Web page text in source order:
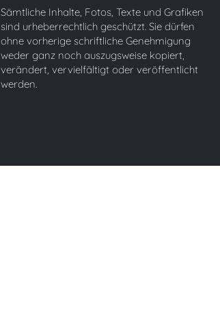
Sämtliche Inhalte, Fotos, Texte und Grafiken
sind urheberrechtlich geschützt. Sie dürfen
ohne vorherige schriftliche Genehmigung
weder ganz noch auszugsweise kopiert,
verändert, vervielfältigt oder veröffentlicht
werden.